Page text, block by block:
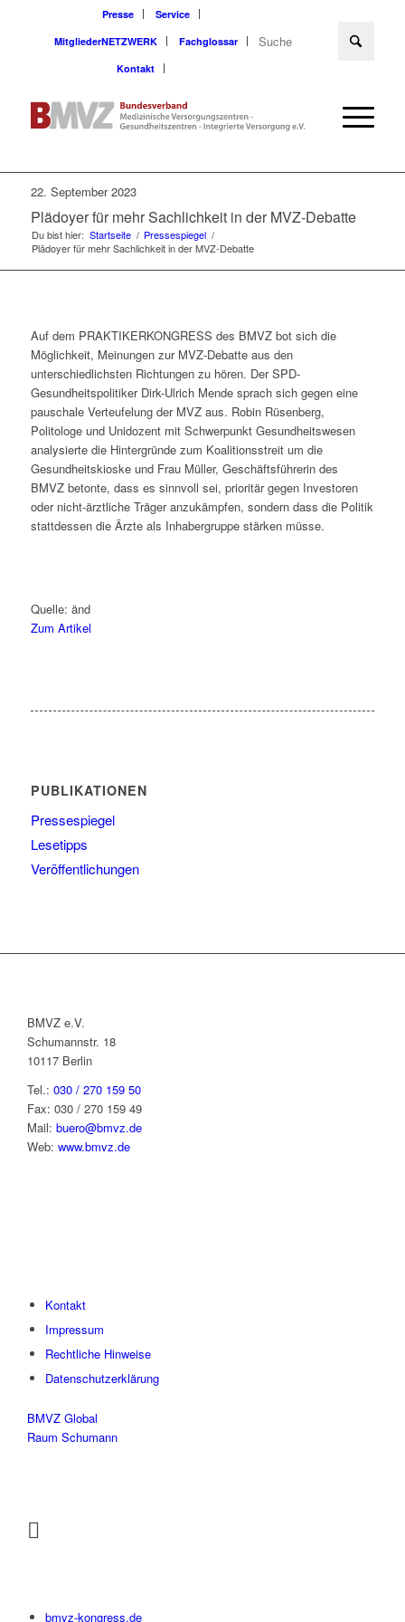
Presse
Service
MitgliederNETZWERK
Fachglossar
Kontakt
22. September 2023
Plädoyer für mehr Sachlichkeit in der MVZ-Debatte
Du bist hier: Startseite / Pressespiegel /
Plädoyer für mehr Sachlichkeit in der MVZ-Debatte
Auf dem PRAKTIKERKONGRESS des BMVZ bot sich die
Möglichkeit, Meinungen zur MVZ-Debatte aus den
unterschiedlichsten Richtungen zu hören. Der SPD-
Gesundheitspolitiker Dirk-Ulrich Mende sprach sich gegen eine
pauschale Verteufelung der MVZ aus. Robin Rüsenberg,
Politologe und Unidozent mit Schwerpunkt Gesundheitswesen
analysierte die Hintergründe zum Koalitionsstreit um die
Gesundheitskioske und Frau Müller, Geschäftsführerin des
BMVZ betonte, dass es sinnvoll sei, prioritär gegen Investoren
oder nicht-ärztliche Träger anzukämpfen, sondern dass die Politik
stattdessen die Ärzte als Inhabergruppe stärken müsse.
Quelle: änd
Zum Artikel
PUBLIKATIONEN
Pressespiegel
Lesetipps
Veröffentlichungen
BMVZ e.V.
Schumannstr. 18
10117 Berlin
Tel.: 030 / 270 159 50
Fax: 030 / 270 159 49
Mail: buero@bmvz.de
Web: www.bmvz.de
Kontakt
Impressum
Rechtliche Hinweise
Datenschutzerklärung
BMVZ Global
Raum Schumann
bmvz-kongress.de